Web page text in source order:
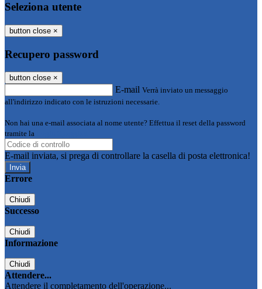
Seleziona utente
button close ×
Recupero password
button close ×
E-mail Verrà inviato un messaggio
all'indirizzo indicato con le istruzioni necessarie.
Non hai una e-mail associata al nome utente? Effettua il reset della password
tramite la
E-mail inviata, si prega di controllare la casella di posta elettronica!
Errore
Chiudi
Successo
Chiudi
Informazione
Chiudi
Attendere...
Attendere il completamento dell'operazione...